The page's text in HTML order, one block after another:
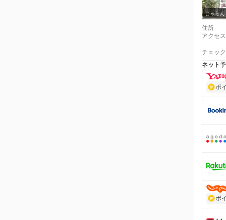
じゃらん
住所
アクセス
チェッ
ネット
ポ
ポ